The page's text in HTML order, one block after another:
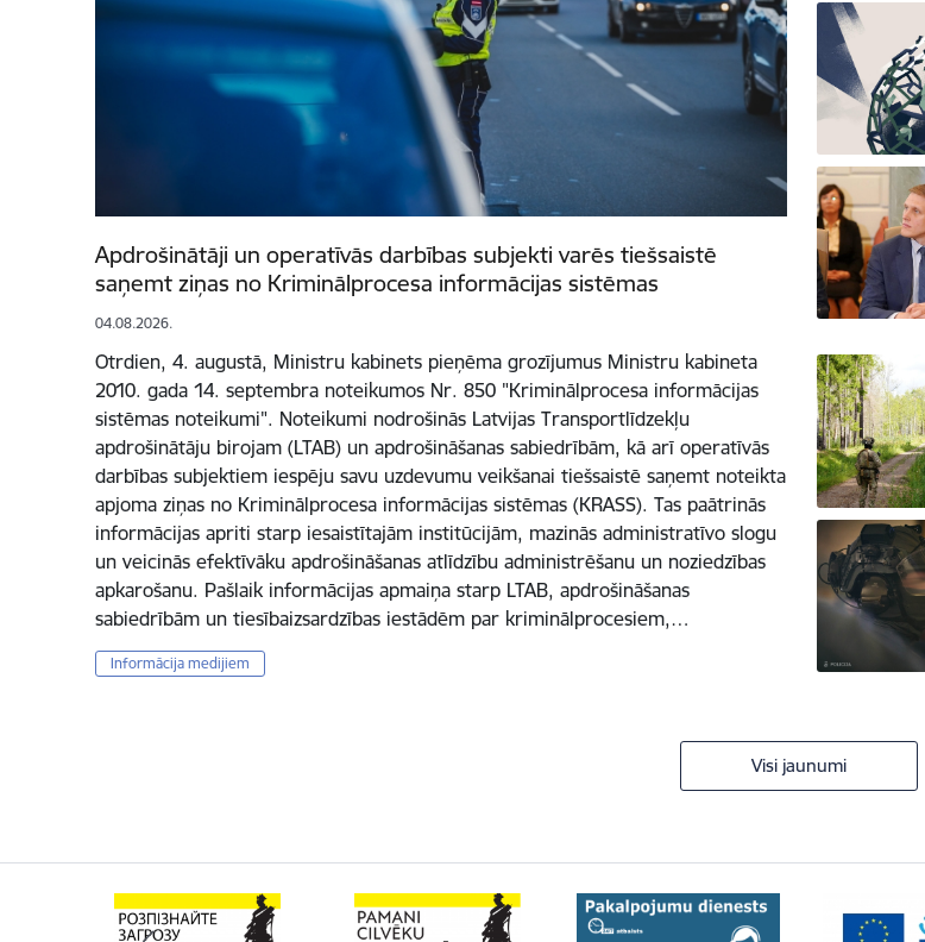
Apdrošinātāji un operatīvās darbības subjekti varēs tiešsaistē
saņemt ziņas no Kriminālprocesa informācijas sistēmas
04.08.2026.
Otrdien, 4. augustā, Ministru kabinets pieņēma grozījumus Ministru kabineta
2010. gada 14. septembra noteikumos Nr. 850 "Kriminālprocesa informācijas
sistēmas noteikumi". Noteikumi nodrošinās Latvijas Transportlīdzekļu
apdrošinātāju birojam (LTAB) un apdrošināšanas sabiedrībām, kā arī operatīvās
darbības subjektiem iespēju savu uzdevumu veikšanai tiešsaistē saņemt noteikta
apjoma ziņas no Kriminālprocesa informācijas sistēmas (KRASS). Tas paātrinās
informācijas apriti starp iesaistītajām institūcijām, mazinās administratīvo slogu
un veicinās efektīvāku apdrošināšanas atlīdzību administrēšanu un noziedzības
apkarošanu. Pašlaik informācijas apmaiņa starp LTAB, apdrošināšanas
sabiedrībām un tiesībaizsardzības iestādēm par kriminālprocesiem,…
Informācija medijiem
Visi jaunumi